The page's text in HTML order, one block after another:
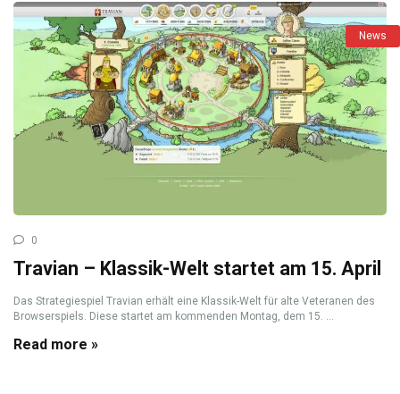
News
0
Travian – Klassik-Welt startet am 15. April
Das Strategiespiel Travian erhält eine Klassik-Welt für alte Veteranen des
Browserspiels. Diese startet am kommenden Montag, dem 15. ...
Read more »